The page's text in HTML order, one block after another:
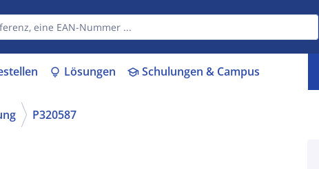
lightbulb Lösungen schoolSchulungen & Campus
P320587